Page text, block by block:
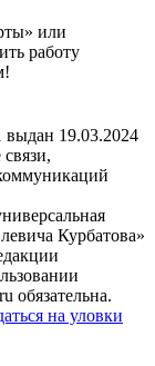
или
работу
19.03.2024
Курбатова»
обязательна.
на уловки